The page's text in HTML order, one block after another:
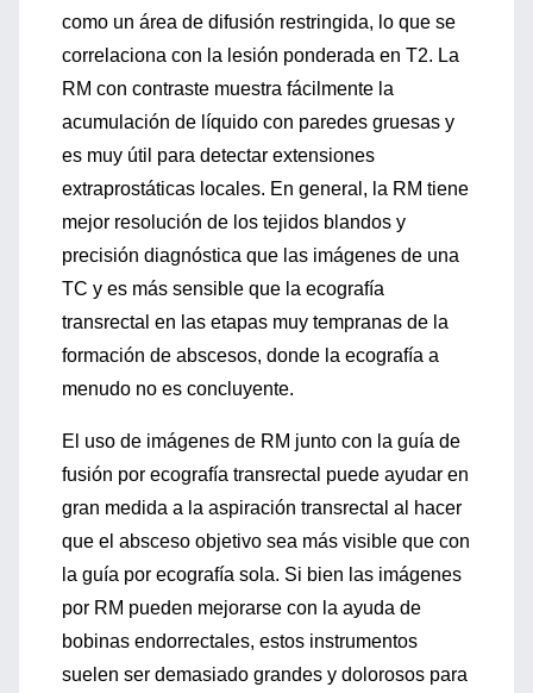
como un área de difusión restringida, lo que se
correlaciona con la lesión ponderada en T2. La
RM con contraste muestra fácilmente la
acumulación de líquido con paredes gruesas y
es muy útil para detectar extensiones
extraprostáticas locales. En general, la RM tiene
mejor resolución de los tejidos blandos y
precisión diagnóstica que las imágenes de una
TC y es más sensible que la ecografía
transrectal en las etapas muy tempranas de la
formación de abscesos, donde la ecografía a
menudo no es concluyente.
El uso de imágenes de RM junto con la guía de
fusión por ecografía transrectal puede ayudar en
gran medida a la aspiración transrectal al hacer
que el absceso objetivo sea más visible que con
la guía por ecografía sola. Si bien las imágenes
por RM pueden mejorarse con la ayuda de
bobinas endorrectales, estos instrumentos
suelen ser demasiado grandes y dolorosos para